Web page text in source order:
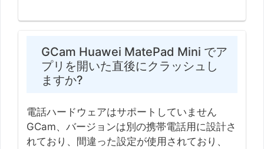
GCam Huawei MatePad Mini でア
プリを開いた直後にクラッシュし
ますか?
電話ハードウェアはサポートしていません
GCam、バージョンは別の携帯電話用に設計さ
れており、間違った設定が使用されており、